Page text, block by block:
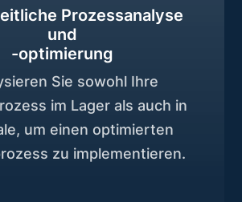
Prozessanalyse
und
-optimierung
Sie sowohl Ihre
im Lager als auch in
um einen optimierten
zu implementieren.